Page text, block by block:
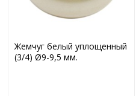
Жемчуг белый уплощенный
(3/4) Ø9-9,5 мм.